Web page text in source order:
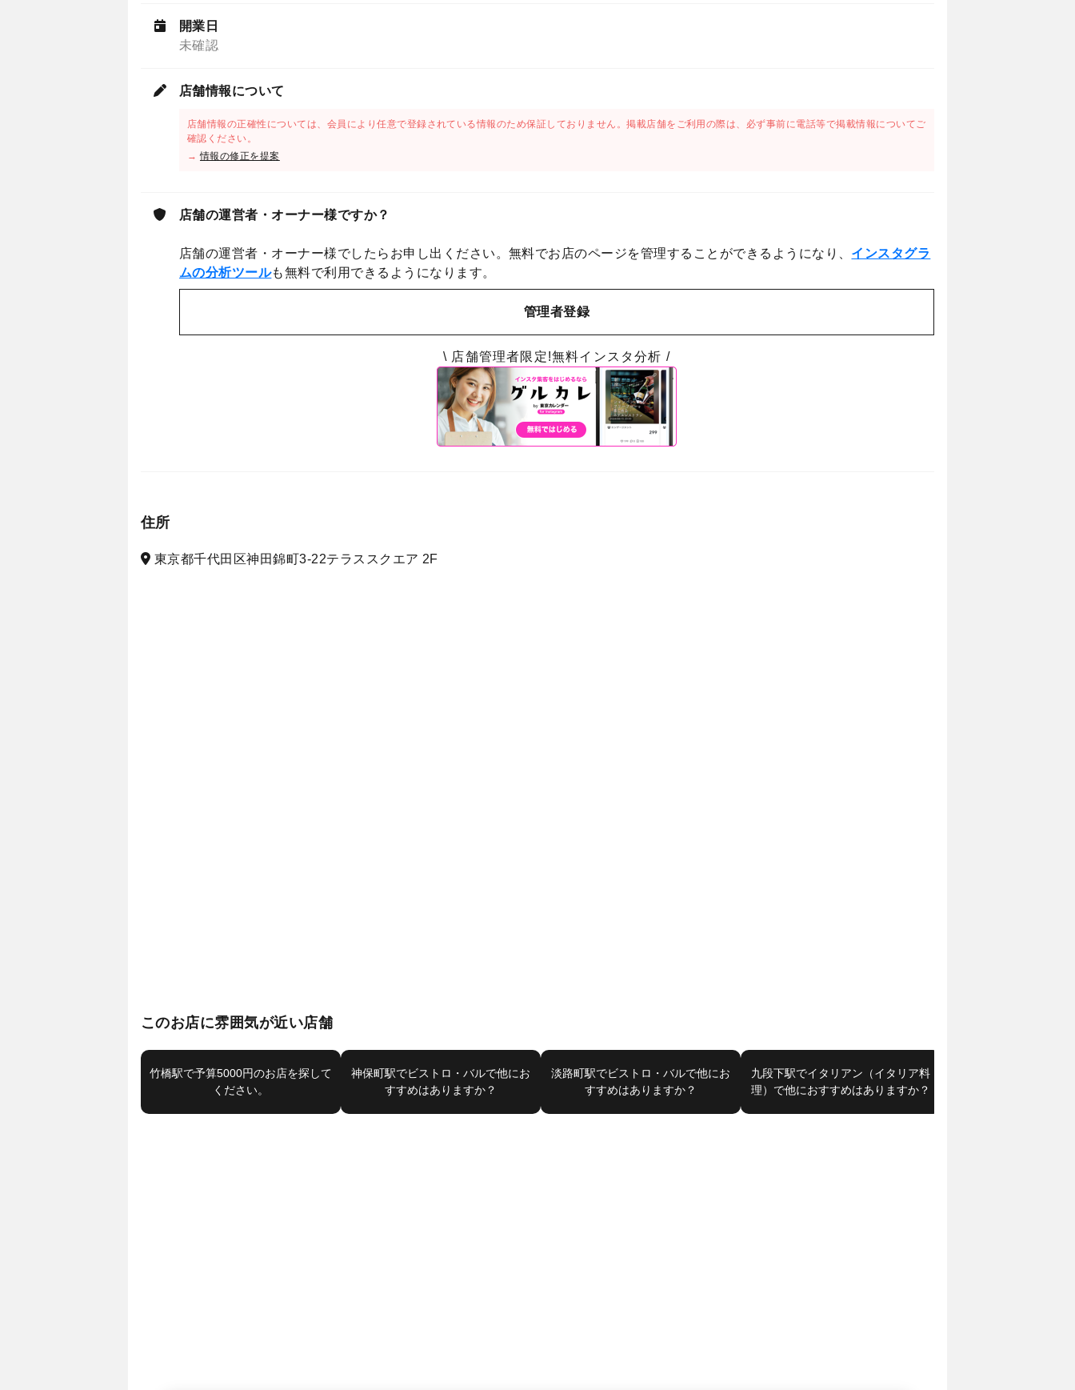
開業日
未確認
店舗情報について
店舗情報の正確性については、会員により任意で登録されている情報のため保証しておりません。掲載店舗をご利用の際は、必ず事前に電話等で掲載情報についてご
確認ください。
→情報の修正を提案
店舗の運営者・オーナー様ですか？
店舗の運営者・オーナー様でしたらお申し出ください。無料でお店のページを管理することができるようになり、 インスタグラ
ムの分析ツールも無料で利用できるようになります。
管理者登録
\ 店舗管理者限定!無料インスタ分析 /
住所
東京都千代田区神田錦町3-22テラススクエア 2F
このお店に雰囲気が近い店舗
竹橋駅で予算5000円のお店を探して
ください。
神保町駅でビストロ・バルで他にお
すすめはありますか？
淡路町駅でビストロ・バルで他にお
すすめはありますか？
九段下駅でイタリアン（イタリア料
理）で他におすすめはありますか？